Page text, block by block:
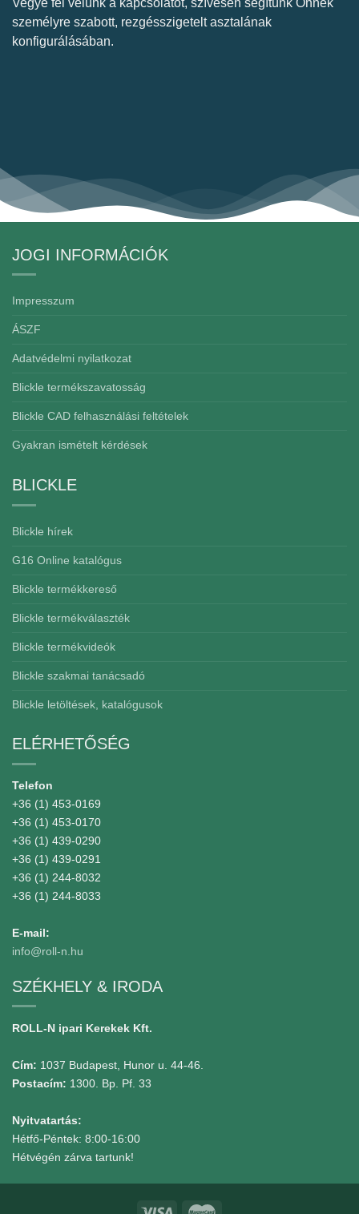
személyre szabott, rezgésszigetelt asztalának
konfigurálásában.
JOGI INFORMÁCIÓK
Impresszum
ÁSZF
Adatvédelmi nyilatkozat
Blickle termékszavatosság
Blickle CAD felhasználási feltételek
Gyakran ismételt kérdések
BLICKLE
Blickle hírek
G16 Online katalógus
Blickle termékkereső
Blickle termékválaszték
Blickle termékvideók
Blickle szakmai tanácsadó
Blickle letöltések, katalógusok
ELÉRHETŐSÉG
Telefon
+36 (1) 453-0169
+36 (1) 453-0170
+36 (1) 439-0290
+36 (1) 439-0291
+36 (1) 244-8032
+36 (1) 244-8033
E-mail:
info@roll-n.hu
SZÉKHELY & IRODA
ROLL-N ipari Kerekek Kft.
Cím: 1037 Budapest, Hunor u. 44-46.
Postacím: 1300. Bp. Pf. 33
Nyitvatartás:
Hétfő-Péntek: 8:00-16:00
Hétvégén zárva tartunk!